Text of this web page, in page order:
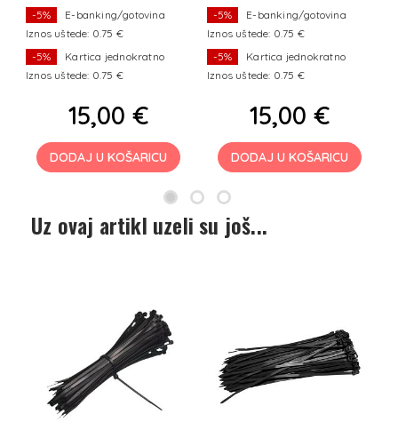
-5%
E-banking/gotovina
Iznos uštede: 0.75 €
-5%
Kartica jednokratno
Iznos uštede: 0.75 €
15,00 €
DODAJ U KOŠARICU
-5%
E-banking/gotovina
Iznos uštede: 0.75 €
-5%
Kartica jednokratno
Iznos uštede: 0.75 €
15,00 €
DODAJ U KOŠARICU
Uz ovaj artikl uzeli su još...